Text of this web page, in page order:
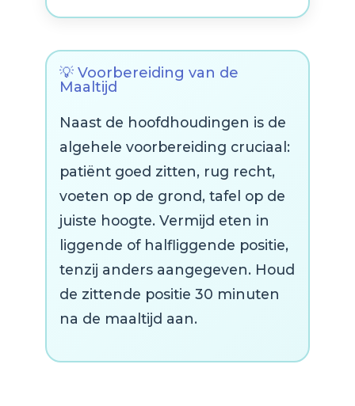
💡 Voorbereiding van de
Maaltijd
Naast de hoofdhoudingen is de
algehele voorbereiding cruciaal:
patiënt goed zitten, rug recht,
voeten op de grond, tafel op de
juiste hoogte. Vermijd eten in
liggende of halfliggende positie,
tenzij anders aangegeven. Houd
de zittende positie 30 minuten
na de maaltijd aan.